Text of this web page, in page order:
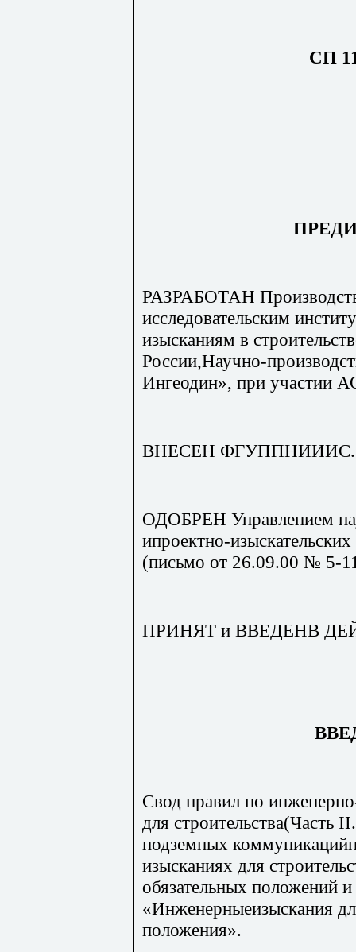
СП
РАЗРАБОТАН
исследовательским
изысканиям в
России,Научно-
Ингеодин», при участии
ВНЕСЕН ФГУППНИИИС.
ОДОБРЕН Управлением
ипроектно-
(письмо от 26.09.00 № 5-
ПРИНЯТ и ВВЕДЕНВ
Свод правил по
для строительства(Часть
подземных
изысканиях для
обязательных положений
«Инженерныеизыскания
положения».